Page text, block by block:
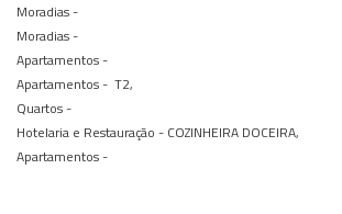
Moradias -
Moradias -
Apartamentos -
Apartamentos - T2,
Quartos -
Hotelaria e Restauração - COZINHEIRA DOCEIRA,
Apartamentos -